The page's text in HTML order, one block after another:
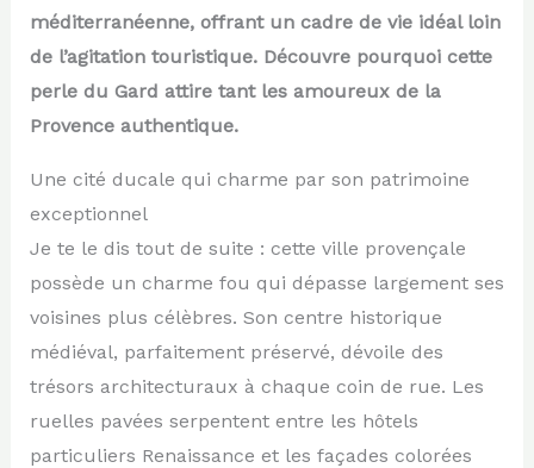
méditerranéenne, offrant un cadre de vie idéal loin
de l’agitation touristique. Découvre pourquoi cette
perle du Gard attire tant les amoureux de la
Provence authentique.
Une cité ducale qui charme par son patrimoine
exceptionnel
Je te le dis tout de suite : cette ville provençale
possède un charme fou qui dépasse largement ses
voisines plus célèbres. Son centre historique
médiéval, parfaitement préservé, dévoile des
trésors architecturaux à chaque coin de rue. Les
ruelles pavées serpentent entre les hôtels
particuliers Renaissance et les façades colorées